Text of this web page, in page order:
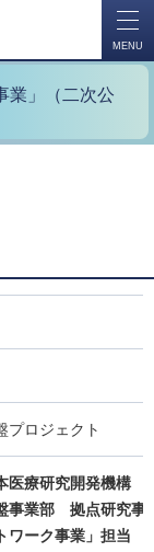
MENU
業」（二次公
プロジェクト
医療研究開発機構
事業部 拠点研究事
ワーク事業」担当